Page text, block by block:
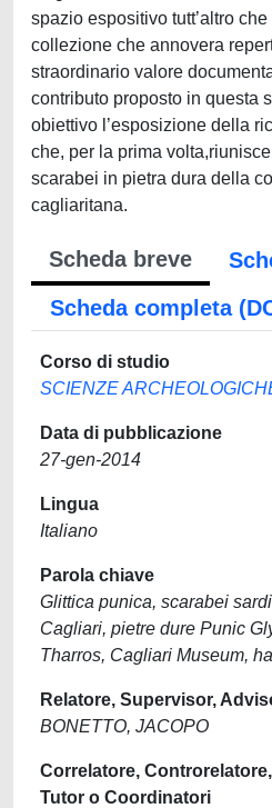
spazio espositivo tutt’altro
collezione che annovera
straordinario valore
contributo proposto in questa
obiettivo l’esposizione della
che, per la prima
scarabei in pietra dura della
cagliaritana.
Scheda breve
Scheda completa
Corso di studio
SCIENZE
Data di pubblicazione
27-gen-2014
Lingua
Italiano
Parola chiave
Glittica punica, scarabei
Cagliari, pietre dure Punic
Tharros, Cagliari Museum,
Relatore, Supervisor,
BONETTO, JACOPO
Correlatore,
Tutor o Coordinatori